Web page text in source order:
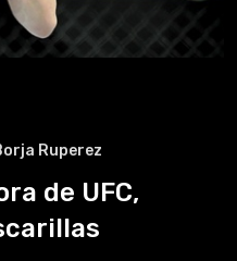
Ruperez
de UFC,